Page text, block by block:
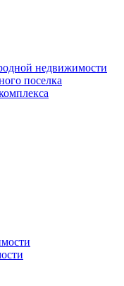
недвижимости
поселка